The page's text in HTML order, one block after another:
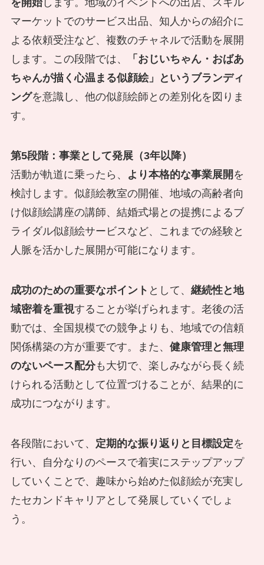
を開始します。地域のイベントへの出店、スキル
マーケットでのサービス出品、知人からの紹介に
よる依頼受注など、複数のチャネルで活動を展開
します。この段階では、
「おじいちゃん・おばあ
ちゃんが描く心温まる似顔絵」というブランディ
ングを意識し、他の似顔絵師との差別化を図りま
す。
第5段階：事業として発展（3年以降）
活動が軌道に乗ったら、
より本格的な事業展開 を
検討します。似顔絵教室の開催、地域の高齢者向
け似顔絵講座の講師、結婚式場との提携によるブ
ライダル似顔絵サービスなど、これまでの経験と
人脈を活かした展開が可能になります。
成功のための重要なポイント として、 継続性と地
域密着を重視することが挙げられます。老後の活
動では、全国規模での競争よりも、地域での信頼
関係構築の方が重要です。また、 健康管理と無理
のないペース配分も大切で、楽しみながら長く続
けられる活動として位置づけることが、結果的に
成功につながります。
各段階において、 定期的な振り返りと目標設定を
行い、自分なりのペースで着実にステップアップ
していくことで、趣味から始めた似顔絵が充実し
たセカンドキャリアとして発展していくでしょ
う。